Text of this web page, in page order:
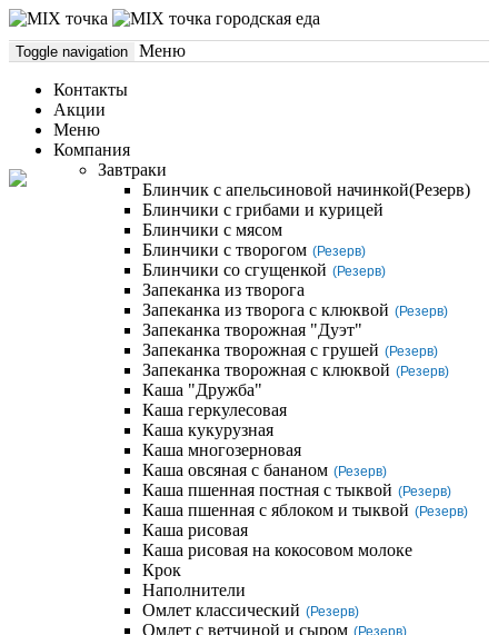
городская еда
Toggle navigation Меню
Контакты
Акции
Меню
Компания
Завтраки
Блинчик с апельсиновой начинкой(Резерв)
Блинчики с грибами и курицей
Блинчики с мясом
Блинчики с творогом (Резерв)
Блинчики со сгущенкой (Резерв)
Запеканка из творога
Запеканка из творога с клюквой (Резерв)
Запеканка творожная "Дуэт"
Запеканка творожная с грушей (Резерв)
Запеканка творожная с клюквой (Резерв)
Каша "Дружба"
Каша геркулесовая
Каша кукурузная
Каша многозерновая
Каша овсяная с бананом (Резерв)
Каша пшенная постная с тыквой (Резерв)
Каша пшенная с яблоком и тыквой (Резерв)
Каша рисовая
Каша рисовая на кокосовом молоке
Крок
Наполнители
Омлет классический (Резерв)
Омлет с ветчиной и сыром (Резерв)